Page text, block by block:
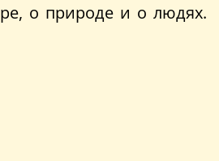
о природе и о людях.